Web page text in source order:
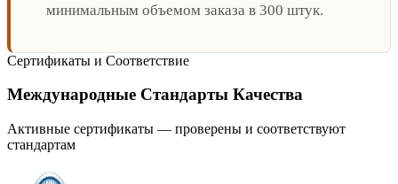
минимальным объемом заказа в 300 штук.
Сертификаты и Соответствие
Международные Стандарты Качества
Активные сертификаты — проверены и соответствуют
стандартам